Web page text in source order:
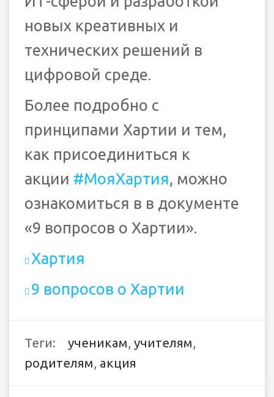
новых креативных и
технических решений в
цифровой среде.
Более подробно с
принципами Хартии и тем,
как присоединиться к
акции #МояХартия, можно
ознакомиться в в документе
«9 вопросов о Хартии».
Хартия
9 вопросов о Хартии
Теги: ученикам учителям
родителям акция